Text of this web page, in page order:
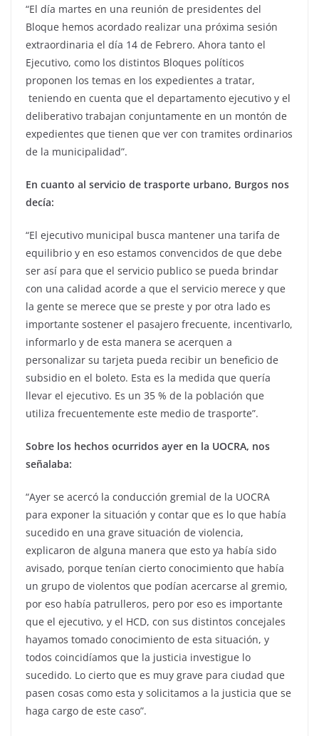
“El día martes en una reunión de presidentes del
Bloque hemos acordado realizar una próxima sesión
extraordinaria el día 14 de Febrero. Ahora tanto el
Ejecutivo, como los distintos Bloques políticos
proponen los temas en los expedientes a tratar,
teniendo en cuenta que el departamento ejecutivo y el
deliberativo trabajan conjuntamente en un montón de
expedientes que tienen que ver con tramites ordinarios
de la municipalidad”.
En cuanto al servicio de trasporte urbano, Burgos nos
decía:
“El ejecutivo municipal busca mantener una tarifa de
equilibrio y en eso estamos convencidos de que debe
ser así para que el servicio publico se pueda brindar
con una calidad acorde a que el servicio merece y que
la gente se merece que se preste y por otra lado es
importante sostener el pasajero frecuente, incentivarlo,
informarlo y de esta manera se acerquen a
personalizar su tarjeta pueda recibir un beneficio de
subsidio en el boleto. Esta es la medida que quería
llevar el ejecutivo. Es un 35 % de la población que
utiliza frecuentemente este medio de trasporte”.
Sobre los hechos ocurridos ayer en la UOCRA, nos
señalaba:
“Ayer se acercó la conducción gremial de la UOCRA
para exponer la situación y contar que es lo que había
sucedido en una grave situación de violencia,
explicaron de alguna manera que esto ya había sido
avisado, porque tenían cierto conocimiento que había
un grupo de violentos que podían acercarse al gremio,
por eso había patrulleros, pero por eso es importante
que el ejecutivo, y el HCD, con sus distintos concejales
hayamos tomado conocimiento de esta situación, y
todos coincidíamos que la justicia investigue lo
sucedido. Lo cierto que es muy grave para ciudad que
pasen cosas como esta y solicitamos a la justicia que se
haga cargo de este caso”.